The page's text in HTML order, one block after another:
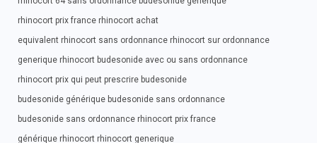
rhinocort prix france rhinocort achat
equivalent rhinocort sans ordonnance rhinocort sur ordonnance
generique rhinocort budesonide avec ou sans ordonnance
rhinocort prix qui peut prescrire budesonide
budesonide générique budesonide sans ordonnance
budesonide sans ordonnance rhinocort prix france
générique rhinocort rhinocort generique